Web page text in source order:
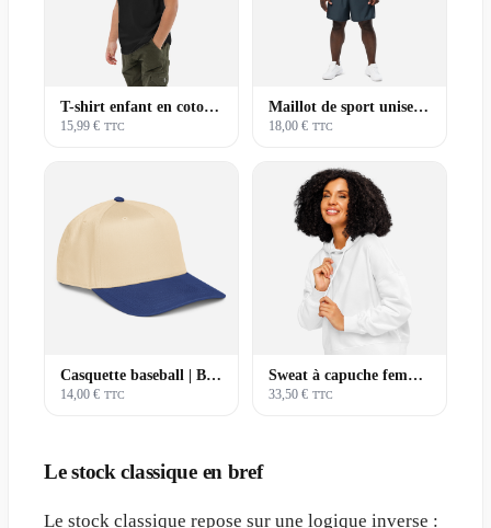
T-shirt enfant en coton | Premium
15,99 € TTC
Maillot de sport unisexe | Basique
18,00 € TTC
Casquette baseball | Basique
14,00 € TTC
Sweat à capuche femme | Premium
33,50 € TTC
Le stock classique en bref
Le stock classique repose sur une logique inverse :